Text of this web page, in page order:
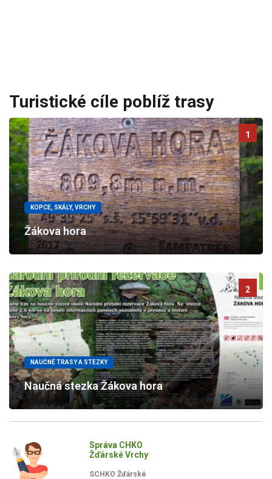
Turistické cíle poblíž trasy
1
KOPCE, SKÁLY, VRCHY
Žákova hora
2
NAUČNÉ TRASY A STEZKY
Naučná stezka Žákova hora
Správa CHKO
Žďárské Vrchy
SCHKO Žďárské